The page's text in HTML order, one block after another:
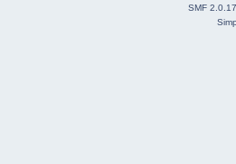
SMF 2.0.17